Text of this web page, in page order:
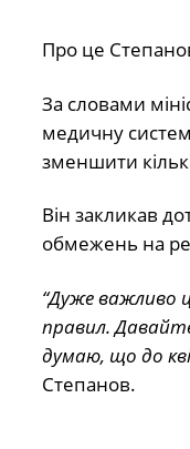
Про це
За словами
медичну
зменшити
Він закликав
обмежень на
“Дуже важливо
правил.
думаю, що до
Степанов.